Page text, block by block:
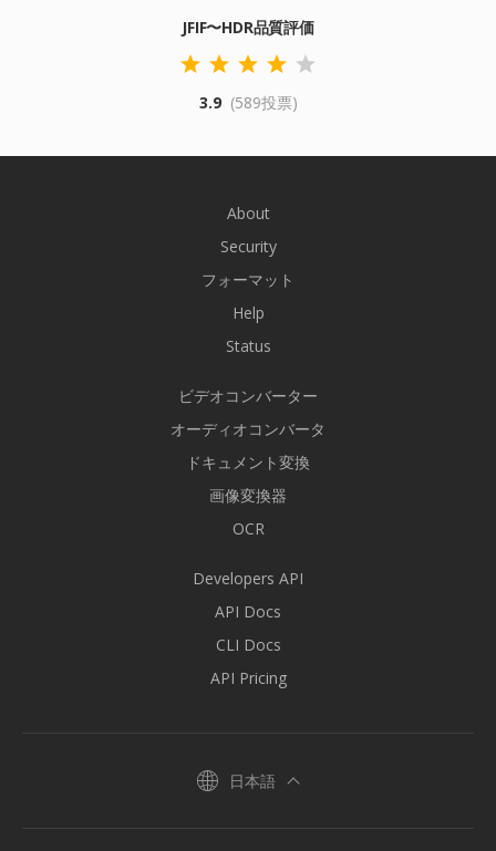
JFIF〜HDR品質評価
3.9 (589投票)
About
Security
フォーマット
Help
Status
ビデオコンバーター
オーディオコンバータ
ドキュメント変換
画像変換器
OCR
Developers API
API Docs
CLI Docs
API Pricing
日本語